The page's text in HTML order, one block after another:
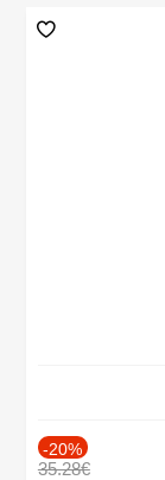
-20%
35.28€